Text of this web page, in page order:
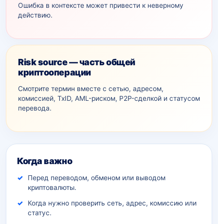
Ошибка в контексте может привести к неверному
действию.
Risk source — часть общей
криптооперации
Смотрите термин вместе с сетью, адресом,
комиссией, TxID, AML-рискoм, P2P-сделкой и статусом
перевода.
Дополнительный контекст
Когда важно
Перед переводом, обменом или выводом
криптовалюты.
Когда нужно проверить сеть, адрес, комиссию или
статус.